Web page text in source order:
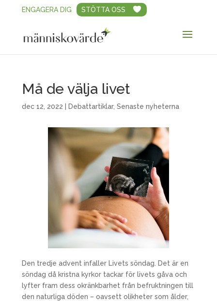
ENGAGERA DIG STÖTTA OSS
Må de välja livet
dec 12, 2022 Debattartiklar, Senaste nyheterna
Den tredje advent infaller Livets söndag. Det är en
söndag då kristna kyrkor tackar för livets gåva och
lyfter fram dess okränkbarhet från befruktningen till
den naturliga döden – oavsett olikheter som ålder,